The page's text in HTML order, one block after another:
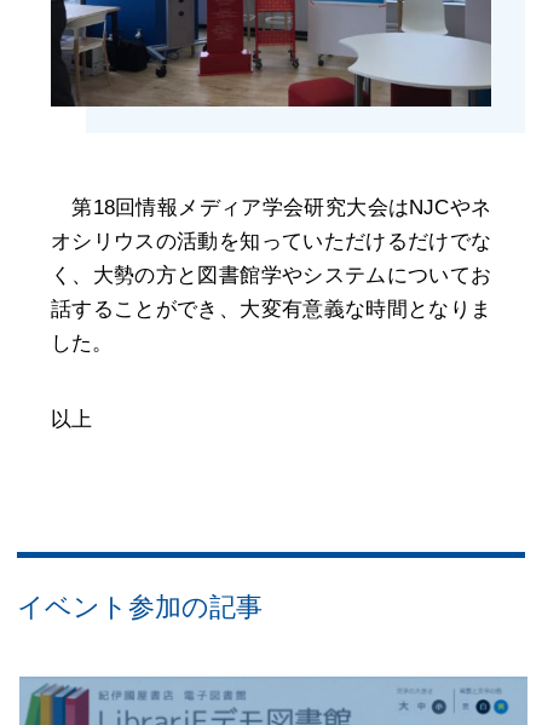
第18回情報メディア学会研究大会はNJCやネ
オシリウスの活動を知っていただけるだけでな
く、大勢の方と図書館学やシステムについてお
話することができ、大変有意義な時間となりま
した。
以上
イベント参加の記事